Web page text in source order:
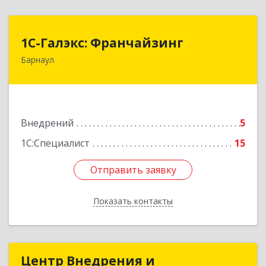
1С-Галэкс: Франчайзинг
Барнаул
Внедрений
5
1С:Специалист
15
Отправить заявку
Показать контакты
1С-Галэкс: Франчайзинг
656015, Алтайский край, Барнаул г, Деповская
Отправить заявку
Назад
Центр Внедрения иЦентр Внедрения и